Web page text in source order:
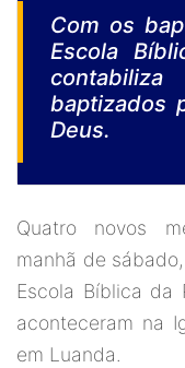
Com os
Escola
baptizados
Deus.
Quatro novos
manhã de
Escola Bíblica da
aconteceram na
em Luanda.